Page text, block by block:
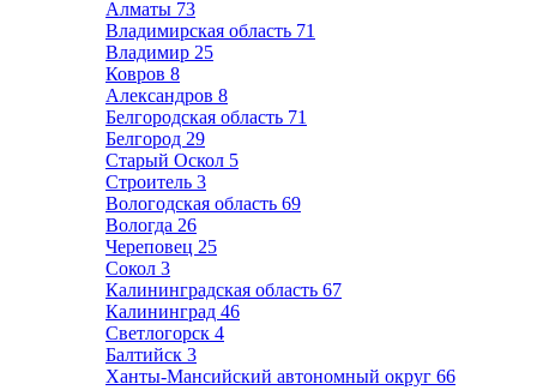
Алматы 73
Владимирская область 71
Владимир 25
Ковров 8
Александров 8
Белгородская область 71
Белгород 29
Старый Оскол 5
Строитель 3
Вологодская область 69
Вологда 26
Череповец 25
Сокол 3
Калининградская область 67
Калининград 46
Светлогорск 4
Балтийск 3
Ханты-Мансийский автономный округ 66